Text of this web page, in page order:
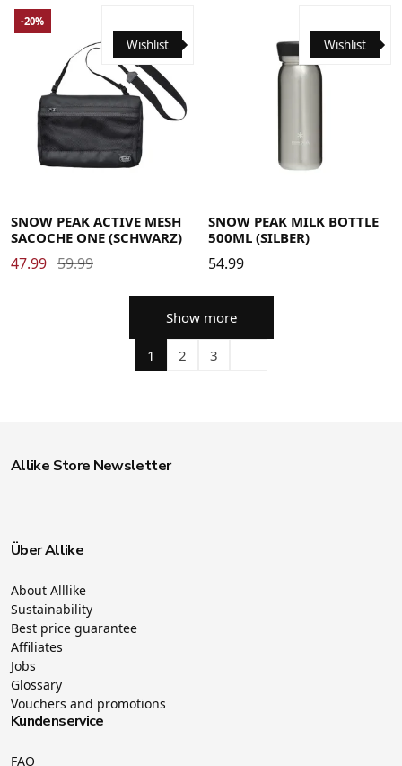
Wishlist
-20%
SNOW PEAK ACTIVE MESH
SACOCHE ONE (SCHWARZ)
47.99 59.99
Wishlist
SNOW PEAK MILK BOTTLE
500ML (SILBER)
54.99
Show more
1 2 3
Allike Store Newsletter
Über Allike
About Alllike
Sustainability
Best price guarantee
Affiliates
Jobs
Glossary
Vouchers and promotions
Kundenservice
FAQ